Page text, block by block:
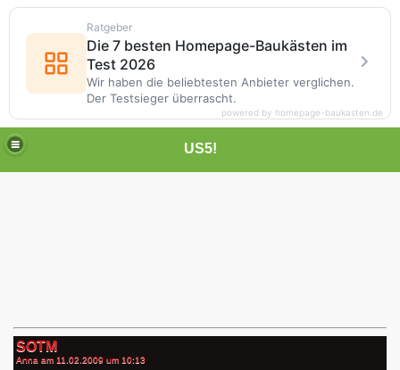
US5!
SOTM
Anna am 11.02.2009 um 10:13
Ratgeber
Die 7 besten Homepage-Baukästen im
Test 2026
Wir haben die beliebtesten Anbieter verglichen.
Der Testsieger überrascht.
powered by homepage-baukasten.de